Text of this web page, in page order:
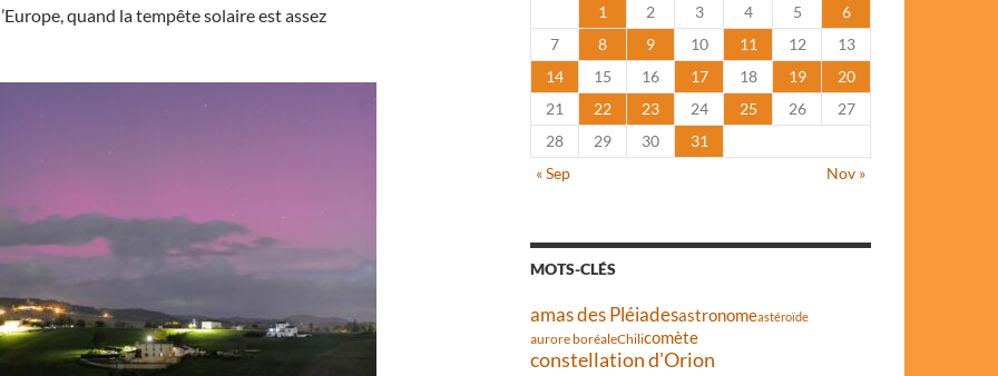
quand la tempête solaire est assez
1
2 3 4 5
6
7
8 9 10 11 12
13
14
15 16 17 18 19
20
21
22 23 24 25 26
27
28
29 30
31
« Sep
Nov »
MOTS-CLÉS
amas des Pléiadesastronomeastéroïde
aurore boréaleChilicomète
constellation d'Orion